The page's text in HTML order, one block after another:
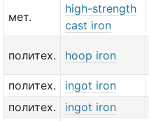
мет.
high-strength
cast iron
политех. hoop iron
политех.
ingot iron
политех.
ingot iron